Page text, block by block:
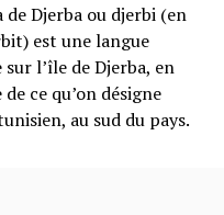
Djerba ou djerbi (en
est une langue
l’île de Djerba, en
ce qu’on désigne
au sud du pays.